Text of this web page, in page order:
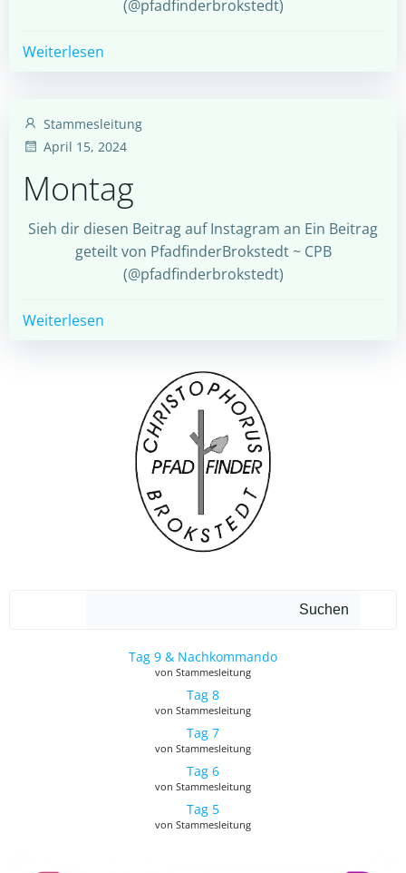
(@pfadfinderbrokstedt)
Weiterlesen
Stammesleitung
April 15, 2024
Montag
Sieh dir diesen Beitrag auf Instagram an Ein Beitrag
geteilt von PfadfinderBrokstedt ~ CPB
(@pfadfinderbrokstedt)
Weiterlesen
Suchen
Tag 9 & Nachkommando
von Stammesleitung
Tag 8
von Stammesleitung
Tag 7
von Stammesleitung
Tag 6
von Stammesleitung
Tag 5
von Stammesleitung